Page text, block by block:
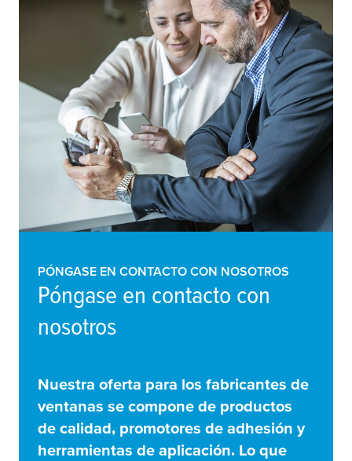
PÓNGASE EN CONTACTO CON NOSOTROS
Póngase en contacto con
nosotros
Nuestra oferta para los fabricantes de
ventanas se compone de productos
de calidad, promotores de adhesión y
herramientas de aplicación. Lo que